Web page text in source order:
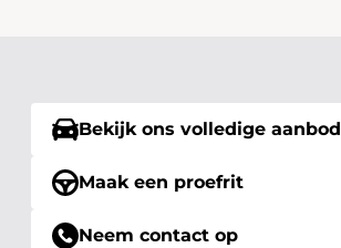
Bekijk ons volledige aanbod
Maak een proefrit
Neem contact op